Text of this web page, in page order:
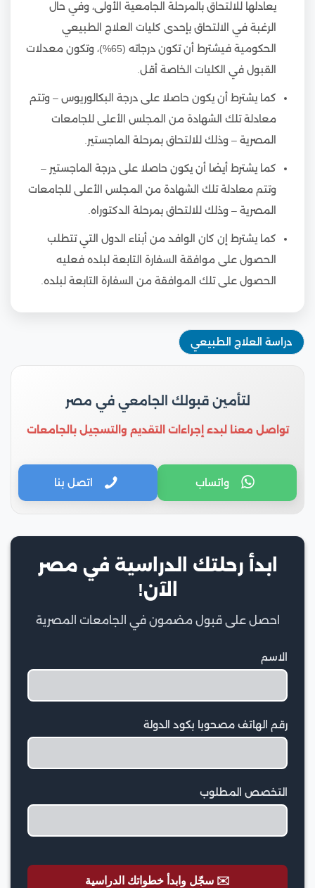
يعادلها للالتحاق بالمرحلة الجامعية الأولى، وفي حال
الرغبة في الالتحاق بإحدى كليات العلاج الطبيعي
الحكومية فيشترط أن تكون درجاته (65%)، وتكون معدلات
القبول في الكليات الخاصة أقل.
كما يشترط أن يكون حاصلا على درجة البكالوريوس – وتتم
معادلة تلك الشهادة من المجلس الأعلى للجامعات
المصرية – وذلك للالتحاق بمرحلة الماجستير.
كما يشترط أيضا أن يكون حاصلا على درجة الماجستير –
وتتم معادلة تلك الشهادة من المجلس الأعلى للجامعات
المصرية – وذلك للالتحاق بمرحلة الدكتوراه.
كما يشترط إن كان الوافد من أبناء الدول التي تتطلب
الحصول على موافقة السفارة التابعة لبلده فعليه
الحصول على تلك الموافقة من السفارة التابعة لبلده.
دراسة العلاج الطبيعي
لتأمين قبولك الجامعي في مصر
تواصل معنا لبدء إجراءات التقديم والتسجيل بالجامعات
واتساب اتصل بنا
ابدأ رحلتك الدراسية في مصر
الآن!
احصل على قبول مضمون في الجامعات المصرية
الاسم
رقم الهاتف مصحوبا بكود الدولة
التخصص المطلوب
✉️ سجّل وابدأ خطواتك الدراسية